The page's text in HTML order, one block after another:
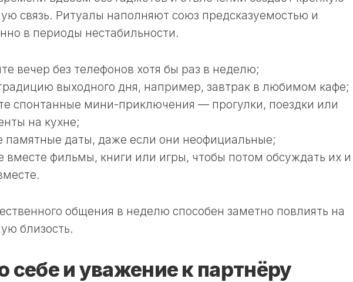
связь. Ритуалы наполняют союз предсказуемостью и
в периоды нестабильности.
вечер без телефонов хотя бы раз в неделю;
выходного дня, например, завтрак в любимом кафе;
спонтанные мини-приключения — прогулки, поездки или
на кухне;
памятные даты, даже если они неофициальные;
вместе фильмы, книги или игры, чтобы потом обсуждать их и
общения в неделю способен заметно повлиять на
близость.
себе и уважение к партнёру